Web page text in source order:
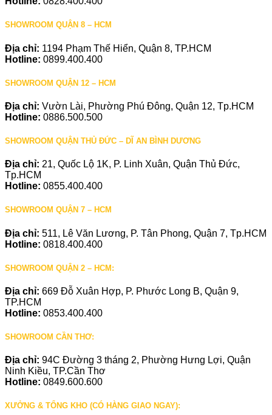
SHOWROOM QUẬN 8 – HCM
Địa chỉ: 1194 Phạm Thế Hiển, Quận 8, TP.HCM
Hotline: 0899.400.400
SHOWROOM QUẬN 12 – HCM
Địa chỉ: Vườn Lài, Phường Phú Đông, Quận 12, Tp.HCM
Hotline: 0886.500.500
SHOWROOM QUẬN THỦ ĐỨC – DĨ AN BÌNH DƯƠNG
Địa chỉ: 21, Quốc Lộ 1K, P. Linh Xuân, Quận Thủ Đức,
Tp.HCM
Hotline: 0855.400.400
SHOWROOM QUẬN 7 – HCM
Địa chỉ: 511, Lê Văn Lương, P. Tân Phong, Quận 7, Tp.HCM
Hotline: 0818.400.400
SHOWROOM QUẬN 2 – HCM:
Địa chỉ: 669 Đỗ Xuân Hợp, P. Phước Long B, Quận 9,
TP.HCM
Hotline: 0853.400.400
SHOWROOM CẦN THƠ:
Địa chỉ: 94C Đường 3 tháng 2, Phường Hưng Lợi, Quận
Ninh Kiều, TP.Cần Thơ
Hotline: 0849.600.600
XƯỞNG & TỔNG KHO (CÓ HÀNG GIAO NGAY):